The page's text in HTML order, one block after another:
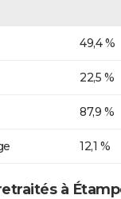
49,4 %
22,5 %
87,9 %
12,1 %
à